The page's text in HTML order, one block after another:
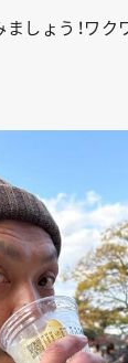
しょう！ワク